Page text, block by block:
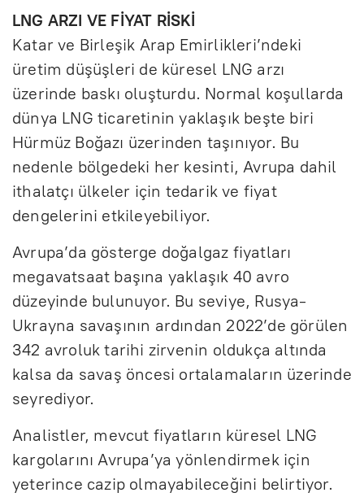
LNG ARZI VE FİYAT RİSKİ
Katar ve Birleşik Arap Emirlikleri’ndeki
üretim düşüşleri de küresel LNG arzı
üzerinde baskı oluşturdu. Normal koşullarda
dünya LNG ticaretinin yaklaşık beşte biri
Hürmüz Boğazı üzerinden taşınıyor. Bu
nedenle bölgedeki her kesinti, Avrupa dahil
ithalatçı ülkeler için tedarik ve fiyat
dengelerini etkileyebiliyor.
Avrupa’da gösterge doğalgaz fiyatları
megavatsaat başına yaklaşık 40 avro
düzeyinde bulunuyor. Bu seviye, Rusya-
Ukrayna savaşının ardından 2022’de görülen
342 avroluk tarihi zirvenin oldukça altında
kalsa da savaş öncesi ortalamaların üzerinde
seyrediyor.
Analistler, mevcut fiyatların küresel LNG
kargolarını Avrupa’ya yönlendirmek için
yeterince cazip olmayabileceğini belirtiyor.